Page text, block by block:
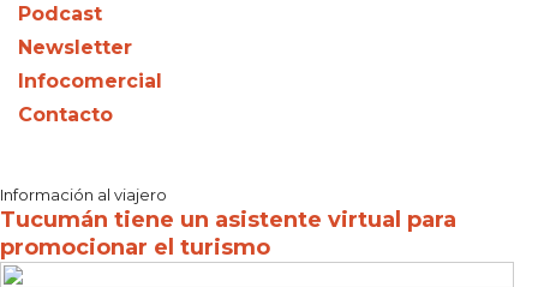
Podcast
Newsletter
Infocomercial
Contacto
Información al viajero
Tucumán tiene un asistente virtual para
promocionar el turismo